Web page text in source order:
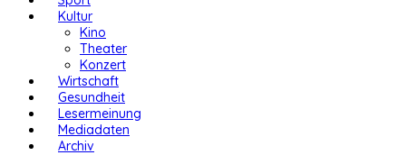
Kultur
Kino
Theater
Konzert
Wirtschaft
Gesundheit
Lesermeinung
Mediadaten
Archiv